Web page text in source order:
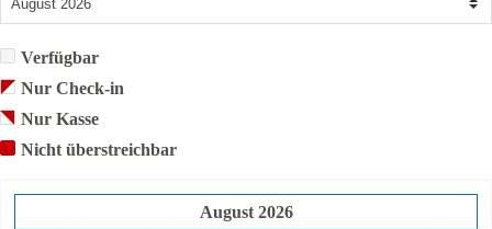
Verfügbar
Nur Check-in
Nur Kasse
Nicht überstreichbar
August 2026